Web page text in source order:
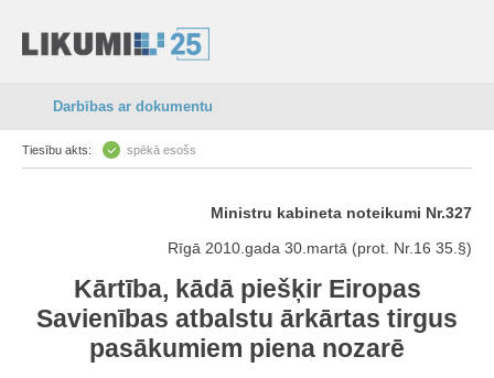
Darbības ar dokumentu
Tiesību akts: spēkā esošs
Ministru kabineta noteikumi Nr.327
Rīgā 2010.gada 30.martā (prot. Nr.16 35.§)
Kārtība, kādā piešķir Eiropas
Savienības atbalstu ārkārtas tirgus
pasākumiem piena nozarē